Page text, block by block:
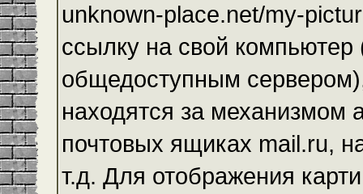
unknown-place.net/my-
ссылку на свой компьютер
общедоступным
находятся за механизмом
почтовых ящиках mail.ru,
т.д. Для отображения